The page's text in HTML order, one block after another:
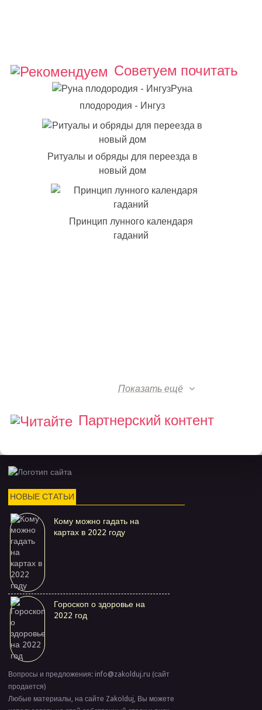
Советуем почитать
Руна
плодородия - Ингуз
Ритуалы и обряды для переезда в
новый дом
Принцип лунного календаря
гаданий
Показать ещё
Партнерский контент
НОВЫЕ СТАТЬИ
Кому можно гадать на
картах в 2022 году
Гороскоп о здоровье на
2022 год
Вопросы и предложения: info@zakolduj.ru (сайт
продается)
Любые материалы, на сайте Zakolduj, Вы можете